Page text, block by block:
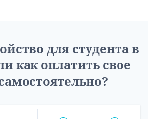
для студента в
как оплатить свое